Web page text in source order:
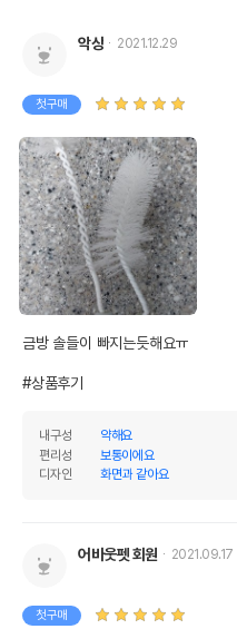
악상 2021.12.29
첫구매
금방 솔들이 빠지는듯해요ㅠ
#상품후기
내구성
약해요
편리성
보통이에요
디자인
화면과 같아요
어바웃펫 회원 2021.09.17
첫구매